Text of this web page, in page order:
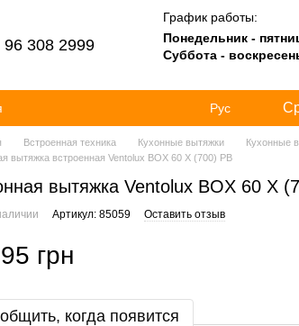
96 308 2999
График работы:
Понедельник -
Суббота -
Рус
Встроенная техника Кухонные вытяжки
Кухонные
вытяжка встроенная Ventolux BOX 60 X (700) PB
вытяжка Ventolux BOX 60 X
Артикул: 85059 Оставить отзыв
грн
когда появится